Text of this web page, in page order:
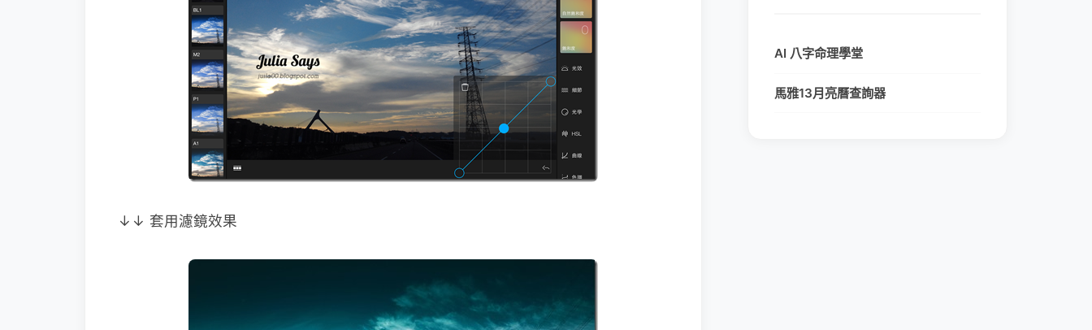
↓↓ 套用濾鏡效果
AI 八字命理學堂
馬雅13月亮曆查詢器